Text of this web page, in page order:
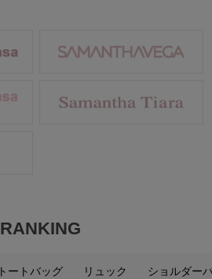
RANKING
トートバッグ リュック ショルダー